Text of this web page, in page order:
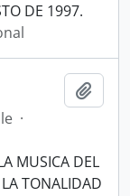
DE 1997.
·
MUSICA DEL
TONALIDAD